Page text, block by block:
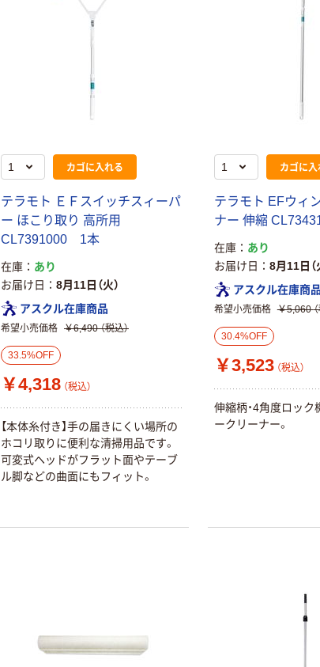
カゴに入れる
テラモト ＥＦスイッチスィーパ
ー ほこり取り 高所用
CL7391000 1本
在庫
あり
お届け日
8月11日（火）
アスクル在庫商品
希望小売価格 ￥6,490 （税込）
33.5%OFF
￥4,318 （税込）
【本体糸付き】手の届きにくい場所の
ホコリ取りに便利な清掃用品です。
可変式ヘッドがフラット面やテーブ
ル脚などの曲面にもフィット。
カゴに入
テラモト EFウィ
ナー 伸縮
在庫
あり
お届け日
8月11日（
アスクル在庫商品
希望小売価格 ￥5,060
30.4%OFF
￥3,523 （税込）
伸縮柄・4角度ロック
ークリーナー。
スクル スマート
コンパクト ビ
￥328~
コピー用紙 マ
ルチペーパー
本気プライス
アスクル はたら
く ふせん
50×15mm
本気プライス
ペーパータオル
中判 再生紙
FSC認証 シング
ル 大王製紙共同
企画 オリジナル
￥149~